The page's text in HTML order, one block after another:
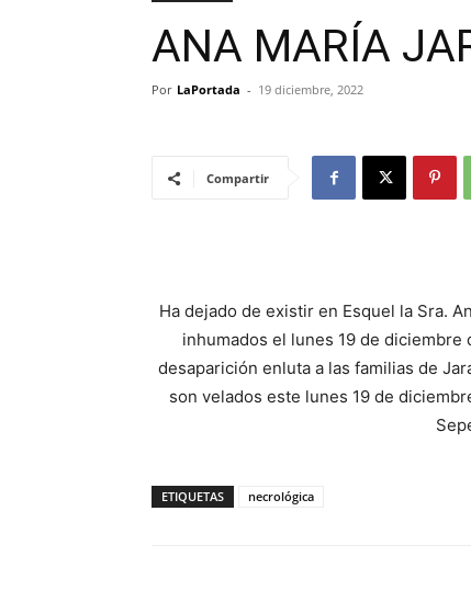
ANA MARÍA
Por LaPortada - 19 diciembre, 2022
Compartir
Ha dejado de existir en Esquel la Sra.
inhumados el lunes 19 de diciembre
desaparición enluta a las familias de
son velados este lunes 19 de
ETIQUETAS necrológica